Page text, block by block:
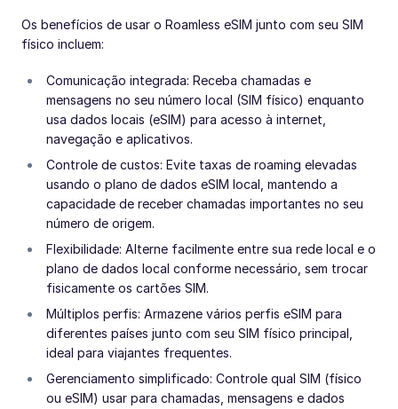
Os benefícios de usar o Roamless eSIM junto com seu SIM
físico incluem:
Comunicação integrada: Receba chamadas e
mensagens no seu número local (SIM físico) enquanto
usa dados locais (eSIM) para acesso à internet,
navegação e aplicativos.
Controle de custos: Evite taxas de roaming elevadas
usando o plano de dados eSIM local, mantendo a
capacidade de receber chamadas importantes no seu
número de origem.
Flexibilidade: Alterne facilmente entre sua rede local e o
plano de dados local conforme necessário, sem trocar
fisicamente os cartões SIM.
Múltiplos perfis: Armazene vários perfis eSIM para
diferentes países junto com seu SIM físico principal,
ideal para viajantes frequentes.
Gerenciamento simplificado: Controle qual SIM (físico
ou eSIM) usar para chamadas, mensagens e dados